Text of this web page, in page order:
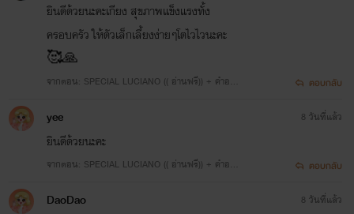
ยินดีด้วยนะคะเกียง สุขภาพแข็งแรงทั้ง
ครอบครัว ให้ตัวเล็กเลี้ยงง่ายๆโตไวไวนะคะ
🥰🙏
จากตอน: SPECIAL LUCIANO (( อ่านฟรี)) + คำอธิบ
ตอบกลับ
yee
ยินดีด้วยนะคะ
จากตอน: SPECIAL LUCIANO (( อ่านฟรี)) + คำอธิบ
8 วันที่แล้ว
ตอบกลับ
DaoDao 8 วันที่แล้ว